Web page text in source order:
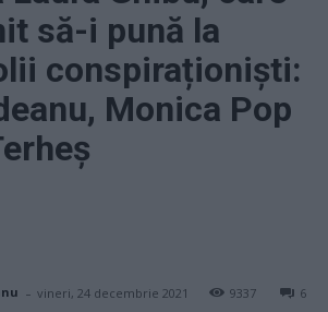
să-i pună la
conspiraționiști:
Monica Pop
- vineri, 24 decembrie 2021 6
9337